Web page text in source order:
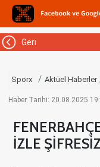
Geri
Sporx Aktüel Haberler
Haber Tarihi: 20.08.2025
İZLE